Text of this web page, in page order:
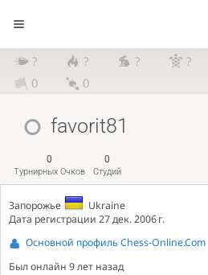
? ? ? ?
0
0
favorit81
0
Турнирных Очков
0
Студий
Запорожье
Ukraine
Дата регистрации 27 дек. 2006 г.
Основной профиль Chess-Online.Com
Был онлайн 9 лет назад